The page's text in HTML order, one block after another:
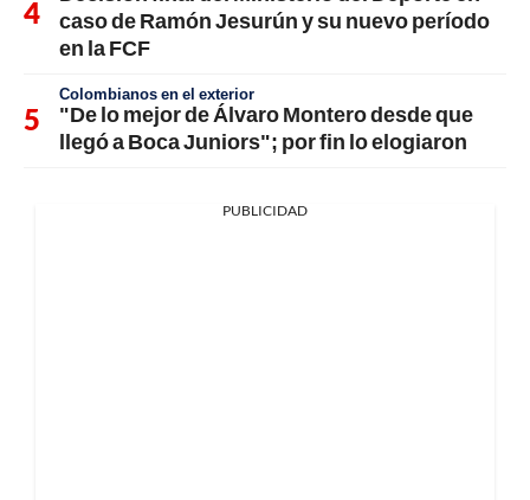
caso de Ramón Jesurún y su nuevo período
en la FCF
Colombianos en el exterior
"De lo mejor de Álvaro Montero desde que
llegó a Boca Juniors"; por fin lo elogiaron
PUBLICIDAD